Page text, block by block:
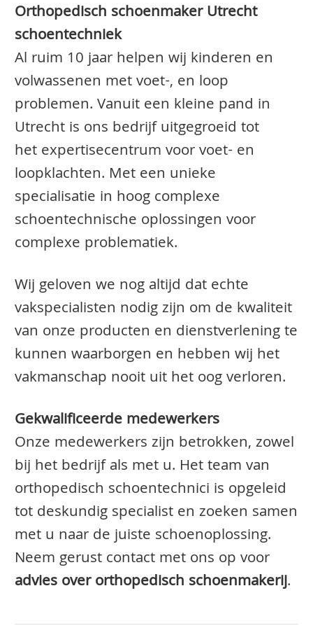
Orthopedisch schoenmaker Utrecht
schoentechniek
Al ruim 10 jaar helpen wij kinderen en
volwassenen met voet-, en loop
problemen. Vanuit een kleine pand in
Utrecht is ons bedrijf uitgegroeid tot
het expertisecentrum voor voet- en
loopklachten. Met een unieke
specialisatie in hoog complexe
schoentechnische oplossingen voor
complexe problematiek.
Wij geloven we nog altijd dat echte
vakspecialisten nodig zijn om de kwaliteit
van onze producten en dienstverlening te
kunnen waarborgen en hebben wij het
vakmanschap nooit uit het oog verloren.
Gekwalificeerde medewerkers
Onze medewerkers zijn betrokken, zowel
bij het bedrijf als met u. Het team van
orthopedisch schoentechnici is opgeleid
tot deskundig specialist en zoeken samen
met u naar de juiste schoenoplossing.
Neem gerust contact met ons op voor
advies over orthopedisch schoenmakerij.